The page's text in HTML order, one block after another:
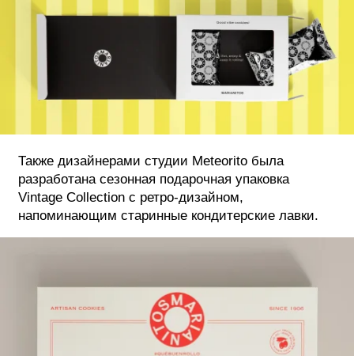
Также дизайнерами студии Meteorito была
разработана сезонная подарочная упаковка
Vintage Collection с ретро-дизайном,
напоминающим старинные кондитерские лавки.